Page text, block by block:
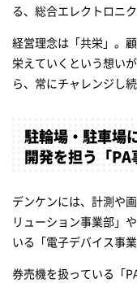
る、総合エレクトロニ
経営理念は「共栄」。
栄えていくという想い
ら、常にチャレンジし
駐輪場・駐車場
開発を担う「PA
デンケンには、計測や
リューション事業部」
いる「電子デバイス事
券売機を扱っている「